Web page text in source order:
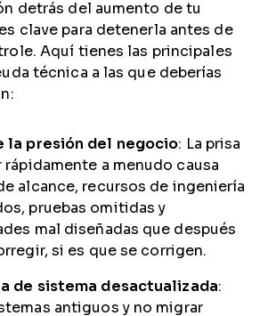
detrás del aumento de tu
clave para detenerla antes de
Aquí tienes las principales
técnica a las que deberías
la presión del negocio: La prisa
rápidamente a menudo causa
alcance, recursos de ingeniería
pruebas omitidas y
mal diseñadas que después
si es que se corrigen.
de sistema desactualizada:
antiguos y no migrar